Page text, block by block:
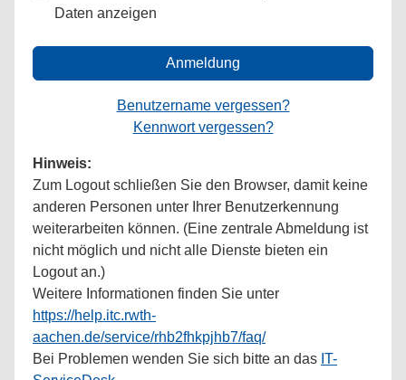
Daten anzeigen
Anmeldung
Benutzername vergessen?
Kennwort vergessen?
Hinweis:
Zum Logout schließen Sie den Browser, damit keine
anderen Personen unter Ihrer Benutzerkennung
weiterarbeiten können. (Eine zentrale Abmeldung ist
nicht möglich und nicht alle Dienste bieten ein
Logout an.)
Weitere Informationen finden Sie unter
https://help.itc.rwth-
aachen.de/service/rhb2fhkpjhb7/faq/
Bei Problemen wenden Sie sich bitte an das IT-